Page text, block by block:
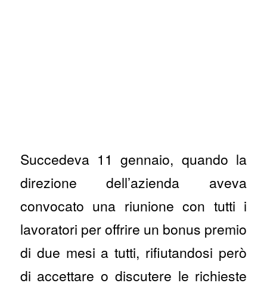
Succedeva 11 gennaio, quando la
direzione dell’azienda aveva
convocato una riunione con tutti i
lavoratori per offrire un bonus premio
di due mesi a tutti, rifiutandosi però
di accettare o discutere le richieste